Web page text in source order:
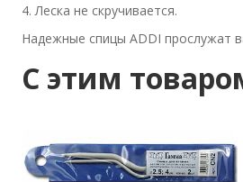
4. Леска не скручивается.
Надежные спицы ADDI прослужат
C этим